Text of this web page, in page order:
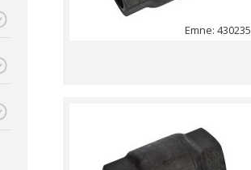
Emne: 430235